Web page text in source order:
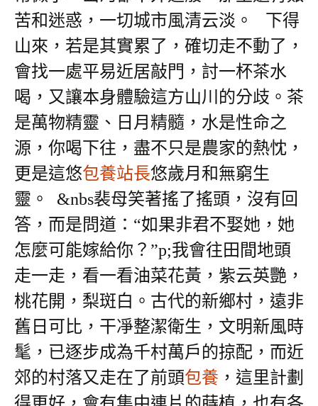
苦和迷惑，一切城市風清云淡。
下得
山來，若是其實累了，確切走不動了，
會找一處平易近居敲門，討一杯茶水
喝，又讓本身體驗這方山川的分歧。茶
是萬物精靈、日月精髓，水是性命之
源，你喝下往，盡不只是農家的熱忱，
更是這悠包養站長悠歲月和無窮生
靈。
&nbs裴母笑著搖了搖頭，沒有回
答，而是問道：“如果非君不娶她，她
怎麼可能嫁給你？”p;我會往田間地頭
走一走，看一看油菜花黃，紫云英艷，
桃花開，梨斑白。古代的新鄉村，遠非
舊日可比，干凈整潔衛生，文明新風時
髦，已逐步成為千村萬戶的掠配，而近
郊的村落又走在了前頭包養 ，這里計劃